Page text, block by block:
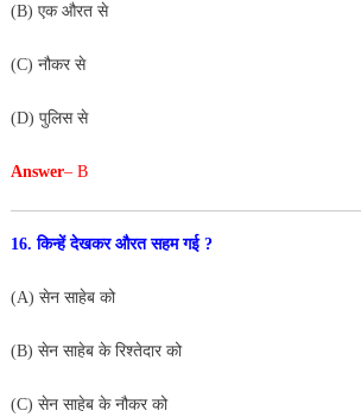
(B) एक औरत से
(C) नौकर से
(D) पुलिस से
Answer– B
16. किन्हें देखकर औरत सहम गई ?
(A) सेन साहेब को
(B) सेन साहेब के रिश्तेदार को
(C) सेन साहेब के नौकर को